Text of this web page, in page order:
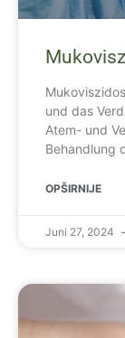
und das
Atem- und
Behandlung
OPŠIRNIJE
Juni 27, 2024